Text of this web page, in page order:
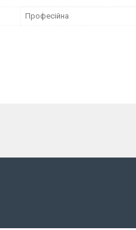
Професійна